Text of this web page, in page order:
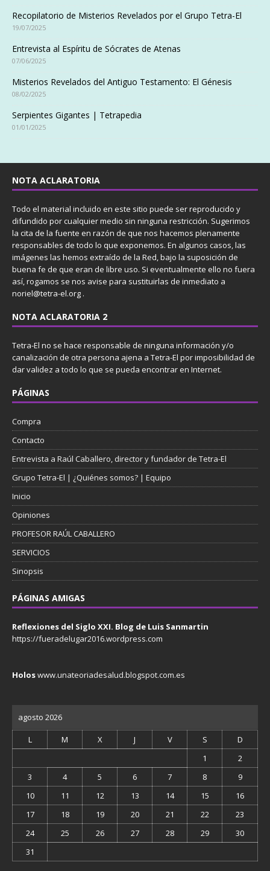
Recopilatorio de Misterios Revelados por el Grupo Tetra-El
19/07/2025
Entrevista al Espíritu de Sócrates de Atenas
07/06/2025
Misterios Revelados del Antiguo Testamento: El Génesis
08/02/2025
Serpientes Gigantes | Tetrapedia
01/01/2025
NOTA ACLARATORIA
Todo el material incluido en este sitio puede ser reproducido y
difundido por cualquier medio sin ninguna restricción. Sugerimos
la cita de la fuente en razón de que nos hacemos plenamente
responsables de todo lo que exponemos. En algunos casos, las
imágenes las hemos extraído de la Red, bajo la suposición de
buena fe de que eran de libre uso. Si eventualmente ello no fuera
así, rogamos se nos avise para sustituirlas de inmediato a
noriel@tetra-el.org .
NOTA ACLARATORIA 2
Tetra-El no se hace responsable de ninguna información y/o
canalización de otra persona ajena a Tetra-El por imposibilidad de
dar validez a todo lo que se pueda encontrar en Internet.
PÁGINAS
Compra
Contacto
Entrevista a Raúl Caballero, director y fundador de Tetra-El
Grupo Tetra-El | ¿Quiénes somos? | Equipo
Inicio
Opiniones
PROFESOR RAÚL CABALLERO
SERVICIOS
Sinopsis
PÁGINAS AMIGAS
Reflexiones del Siglo XXI. Blog de Luis Sanmartin
https://fueradelugar2016.wordpress.com
Holoswww.unateoriadesalud.blogspot.com.es
agosto 2026
L M X J V S
D
1
2
3
4 5 6 7 8
9
10
11 12 13 14 15
16
17
18 19 20 21 22
23
24
25 26 27 28 29
30
31